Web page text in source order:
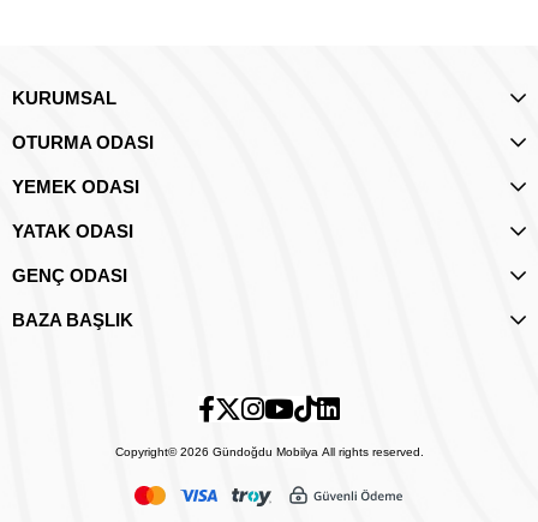
KURUMSAL
OTURMA ODASI
YEMEK ODASI
YATAK ODASI
GENÇ ODASI
BAZA BAŞLIK
Copyright© 2026 Gündoğdu Mobilya All rights reserved.